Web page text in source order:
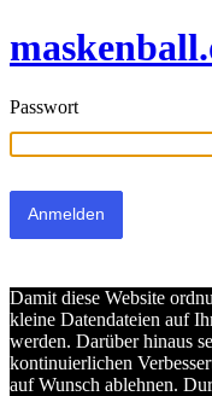
Passwort
Damit diese Website
kleine Datendateien auf
werden. Darüber hinaus
kontinuierlichen
auf Wunsch ablehnen.